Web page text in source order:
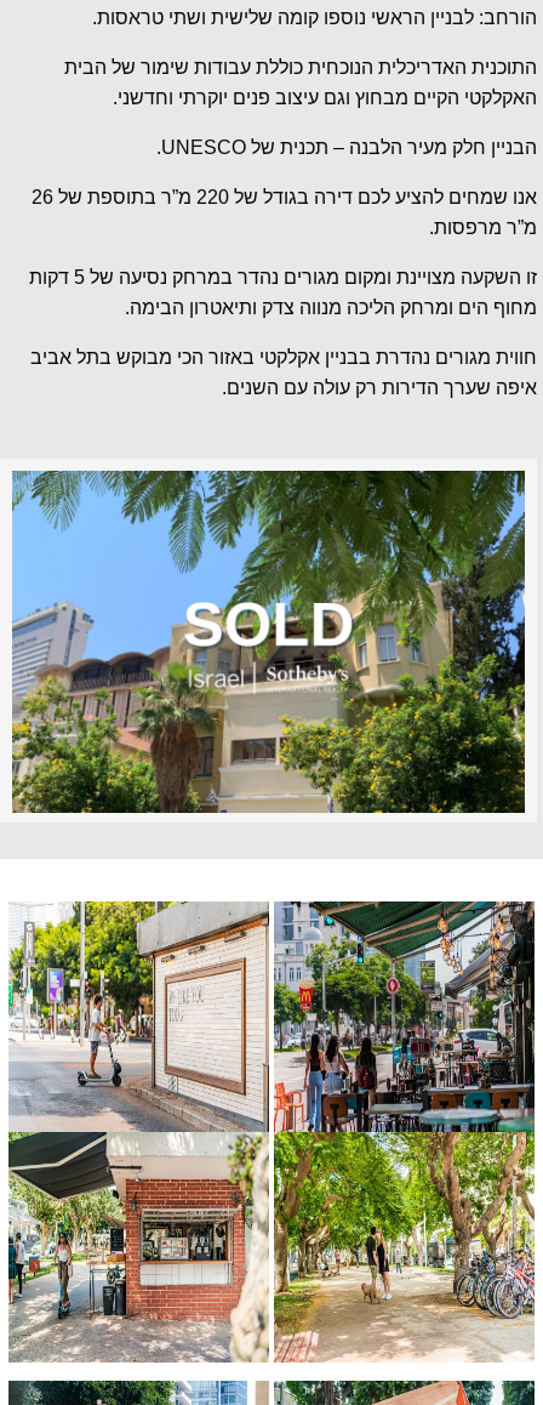
הורחב: לבניין הראשי נוספו קומה שלישית ושתי טראסות.
התוכנית האדריכלית הנוכחית כוללת עבודות שימור של הבית
האקלקטי הקיים מבחוץ וגם עיצוב פנים יוקרתי וחדשני.
הבניין חלק מעיר הלבנה – תכנית של UNESCO.
אנו שמחים להציע לכם דירה בגודל של 220 מ”ר בתוספת של 26
מ”ר מרפסות.
זו השקעה מצויינת ומקום מגורים נהדר במרחק נסיעה של 5 דקות
מחוף הים ומרחק הליכה מנווה צדק ותיאטרון הבימה.
חווית מגורים נהדרת בבניין אקלקטי באזור הכי מבוקש בתל אביב
איפה שערך הדירות רק עולה עם השנים.